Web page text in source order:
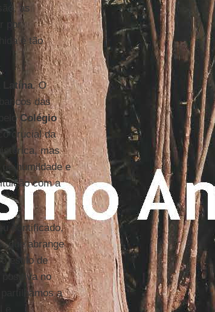
as
por
é tão
Latina. O
das
Colégio
crucial da
mas
humildade e
com a
pontificado,
que abrange
estilo de
positiva no
a